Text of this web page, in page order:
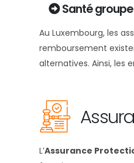
Santé groupe
Au Luxembourg, les
remboursement
alternatives. Ainsi, les
L’Assurance